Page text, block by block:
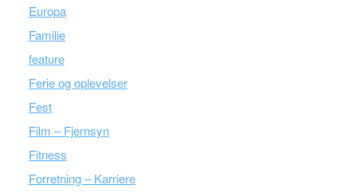
Europa
Familie
feature
Ferie og oplevelser
Fest
Film – Fjernsyn
Fitness
Forretning – Karriere